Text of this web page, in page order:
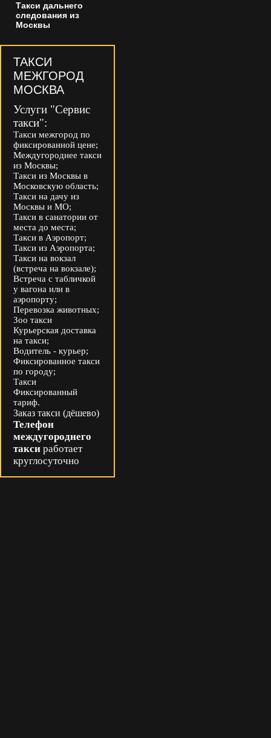
Такси дальнего
следования из
Москвы
ТАКСИ
МЕЖГОРОД
МОСКВА
Услуги "Сервис
такси":
Такси межгород по
фиксированной цене;
Междугороднее такси
из Москвы;
Такси из Москвы в
Московскую область;
Такси на дачу из
Москвы и МО;
Такси в санатории от
места до места;
Такси в Аэропорт;
Такси из Аэропорта;
Такси на вокзал
(встреча на вокзале);
Встреча с табличкой
у вагона или в
аэропорту;
Перевозка животных;
Зоо такси
Курьерская доставка
на такси;
Водитель - курьер;
Фиксированное такси
по городу;
Такси
Фиксированный
тариф.
Заказ такси (дёшево)
Телефон
междугороднего
такси работает
круглосуточно